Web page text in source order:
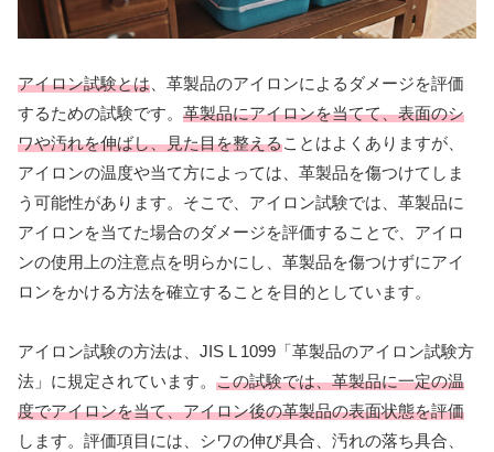
アイロン試験とは 、革製品のアイロンによるダメージを評価
するための試験です。 革製品にアイロンを当てて、表面のシ
ワや汚れを伸ばし、見た目を整えることはよくありますが、
アイロンの温度や当て方によっては、革製品を傷つけてしま
う可能性があります。そこで、アイロン試験では、革製品に
アイロンを当てた場合のダメージを評価することで、アイロ
ンの使用上の注意点を明らかにし、革製品を傷つけずにアイ
ロンをかける方法を確立することを目的としています。
アイロン試験の方法は、JIS L 1099「革製品のアイロン試験方
法」に規定されています。 この試験では、革製品に一定の温
度でアイロンを当て、アイロン後の革製品の表面状態を評価
します。評価項目には、シワの伸び具合、汚れの落ち具合、